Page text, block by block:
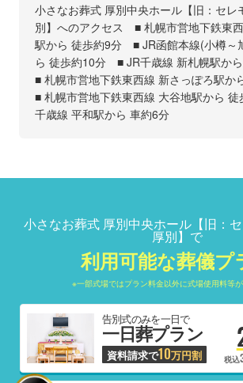
小さなお葬式 厚別中央ホール【旧：セレ
別】へのアクセス ■ 札幌市営地下鉄東
駅から 徒歩約9分 ■ JR函館本線(小樽～
ら 徒歩約10分 ■ JR千歳線 新札幌駅か
■ 札幌市営地下鉄東西線 新さっぽろ駅か
■ 札幌市営地下鉄東西線 大谷地駅から
千歳線 平和駅から 車約6分
小さなお葬式 厚別中央ホール【旧：
厚別】で
利用可能な葬儀プ
※一部式場ではプラン料金以外に式場使用料等
告別式のみを一日で
一日葬プラン
資料請求で10万円割 税込